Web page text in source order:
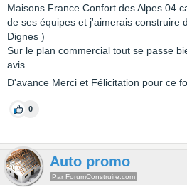
Maisons France Confort des Alpes 04
de ses équipes et j'aimerais construire
Dignes )
Sur le plan commercial tout se passe
avis
D'avance Merci et Félicitation pour ce
0
Auto promo
Par ForumConstruire.com